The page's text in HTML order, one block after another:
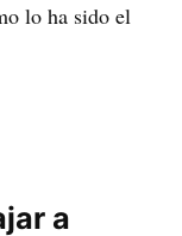
lo ha sido el
a